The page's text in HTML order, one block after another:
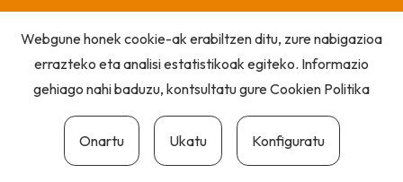
Webgune honek cookie-ak erabiltzen ditu, zure nabigazioa
errazteko eta analisi estatistikoak egiteko. Informazio
gehiago nahi baduzu, kontsultatu gureCookien Politika
Onartu Ukatu Konfiguratu